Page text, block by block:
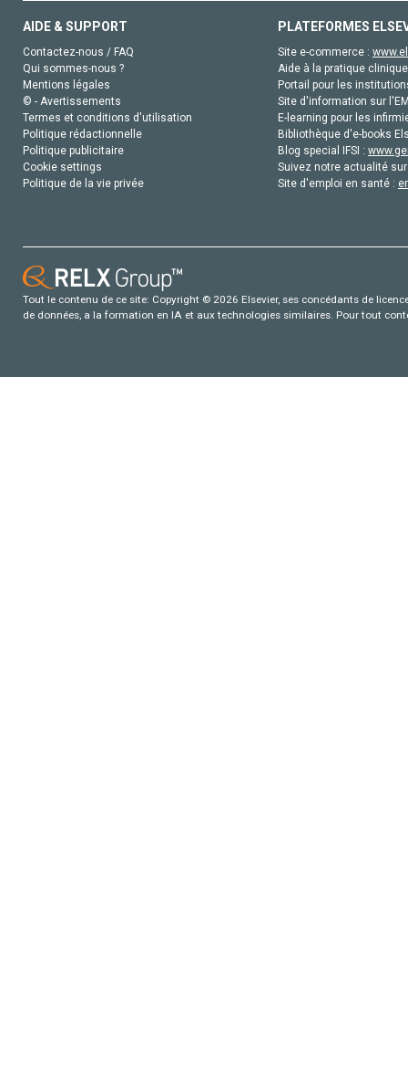
AIDE & SUPPORT
Contactez-nous / FAQ
Qui sommes-nous ?
Mentions légales
© - Avertissements
Termes et conditions d'utilisation
Politique rédactionnelle
Politique publicitaire
Cookie settings
Politique de la vie privée
PLATEFORMES
Site e-commerce :
Aide à la pratique
Portail pour les
Site d'information sur
E-learning pour les
Bibliothèque d'e-books
Blog special IFSI :
Suivez notre actualité
Site d'emploi en santé :
Tout le contenu de ce site: Copyright © 2026 Elsevier, ses concédants de
de données, a la formation en IA et aux technologies similaires. Pour tout